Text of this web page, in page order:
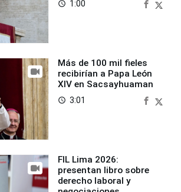
access_time 1:00
Más de 100 mil fieles
recibirían a Papa León
XIV en Sacsayhuaman
access_time 3:01
FIL Lima 2026:
presentan libro sobre
derecho laboral y